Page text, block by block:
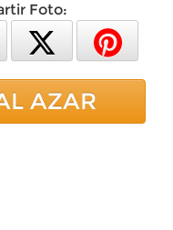
Foto:
AZAR